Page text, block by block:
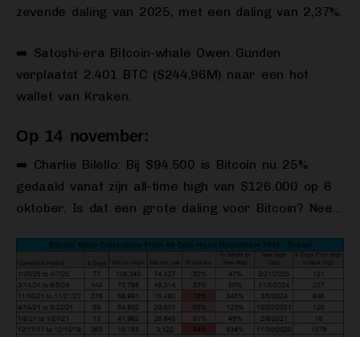
zevende daling van 2025, met een daling van 2,37%.
➡️ Satoshi-era Bitcoin-whale Owen Gunden
verplaatst 2.401 BTC ($244,96M) naar een hot
wallet van Kraken.
Op 14 november:
➡️ Charlie Bilello: Bij $94.500 is Bitcoin nu 25%
gedaald vanaf zijn all-time high van $126.000 op 6
oktober. Is dat een grote daling voor Bitcoin? Nee…